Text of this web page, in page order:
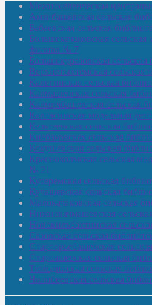
Межпоселенческая
Амзибашевская сельская
Бабаевская сельская
Большекачаковская
филиал № 7
Большекуразовская
Верхнетыхтемская
Калегинская сельская
Калмашевская сельская
Калмиябашевская сельская
Калтасинская модельная
Кельтеевская сельская
Киебаковская сельская
Кокушевская сельская
Краснохолмская сельская
№ 21
Кутеремская сельская
Кучашевская сельская
Малокачаковская сельская
Нижнекачмашевская
Новокильбахтинская
Сазовская сельская
Староорьебашевская
Старояшевская сельская
Тюльдинская сельская
Чилибеевская сельская